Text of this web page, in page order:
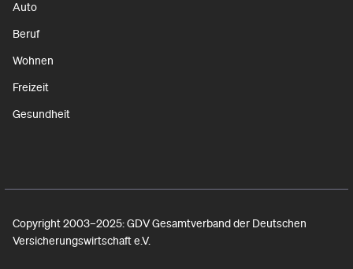
Auto
Beruf
Wohnen
Freizeit
Gesundheit
Copyright 2003–2025: GDV Gesamtverband der Deutschen
Versicherungswirtschaft e.V.